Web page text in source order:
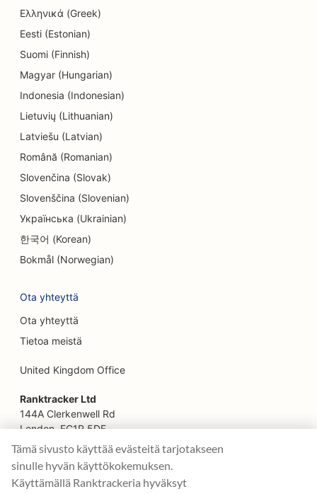
SEO elektroniikkakaupoille
SEO endodontologeille
SEO for Entertainment &amp; Recreation
SEO insinööritoimistoille
EO etnisille ravintoloille
SEO pakohuoneita varten
SEO kasvojenkohotuspalveluille
SEO Farm-to-Table-ravintoloille
SEO rahoituspalveluille
SEO Fine Dining -ravintoloille
SEO pikaruokaravintoloille
SEO kukkakaupoille
SEO ruokakeskuksille
SEO Food Trucksille
SEO ranskalaisille konditorioille
Ελληνικά (Greek)
Eesti (Estonian)
Suomi (Finnish)
Magyar (Hungarian)
Indonesia (Indonesian)
Lietuvių (Lithuanian)
Latviešu (Latvian)
Română (Romanian)
Slovenčina (Slovak)
Slovenščina (Slovenian)
Українська (Ukrainian)
한국어 (Korean)
Bokmål (Norwegian)
Ota yhteyttä
Ota yhteyttä
Tietoa meistä
United Kingdom Office
Ranktracker Ltd
144A Clerkenwell Rd
London, EC1R 5DF
Company No: 08820809
felix@ranktracker.com
Tämä sivusto käyttää evästeitä tarjotakseen
sinulle hyvän käyttökokemuksen.
Käyttämällä Ranktrackeria hyväksyt